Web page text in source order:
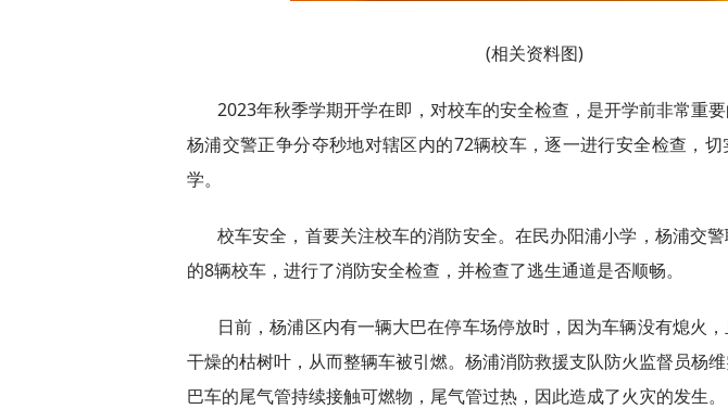
(相关资料图)
2023年秋季学期开学在即，对校车的安全检查，是开学前非常重要
杨浦交警正争分夺秒地对辖区内的72辆校车，逐一进行安全检查，
学。
校车安全，首要关注校车的消防安全。在民办阳浦小学，杨浦交
的8辆校车，进行了消防安全检查，并检查了逃生通道是否顺畅。
日前，杨浦区内有一辆大巴在停车场停放时，因为车辆没有熄火
干燥的枯树叶，从而整辆车被引燃。杨浦消防救援支队防火监督员杨
巴车的尾气管持续接触可燃物，尾气管过热，因此造成了火灾的发生。